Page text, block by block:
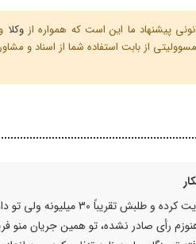
پیشنهاد ما این است که همواره ازوکلا
از بابت استفاده شما از اسناد و
رأی صادر نشده، تو همین جریان منو